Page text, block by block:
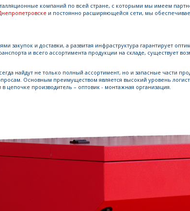
компаний по всей стране, с которыми мы имеем
и постоянно расширяющейся сети, мы
закупок и доставки, а развитая инфраструктура гарантирует
и всего ассортимента продукции на складе, существует
найдут не только полный ассортимент, но и запасные части
Основным преимуществом является высокий уровень
цепочке производитель – оптовик - монтажная организация.